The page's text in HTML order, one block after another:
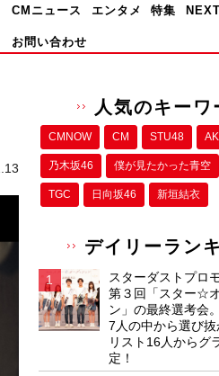
CMニュース エンタメ 特集 NEXT
お問い合わせ
人気のキーワ
CMNOW CM STU48
乃木坂46 僕が⾒たかった⻘空
TGC 日向坂46 新垣結衣
デイリーラン
スターダストプロ
第３回「スター☆
ン」の最終選考会
7人の中から選び
リスト16人からグ
定！